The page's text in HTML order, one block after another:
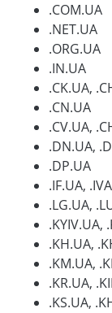
.COM.UA
.NET.UA
.ORG.UA
.IN.UA
.CK.UA,
.CN.UA
.CV.UA,
.DN.UA,
.DP.UA
.IF.UA,
.LG.UA,
.KYIV.UA,
.KH.UA,
.KM.UA,
.KR.UA,
.KS.UA,